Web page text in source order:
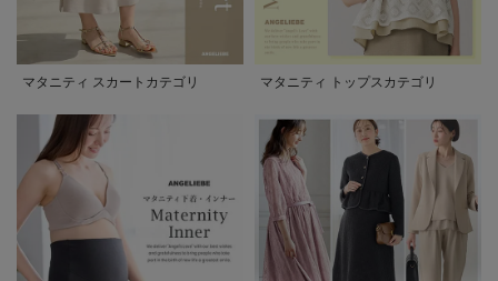
マタニティ スカートカテゴリ マタニティ トップスカテゴリ